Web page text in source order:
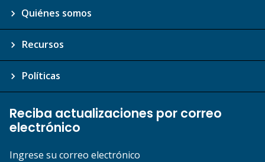
Quiénes somos
Recursos
Políticas
Reciba actualizaciones por correo
electrónico
Ingrese su correo electrónico